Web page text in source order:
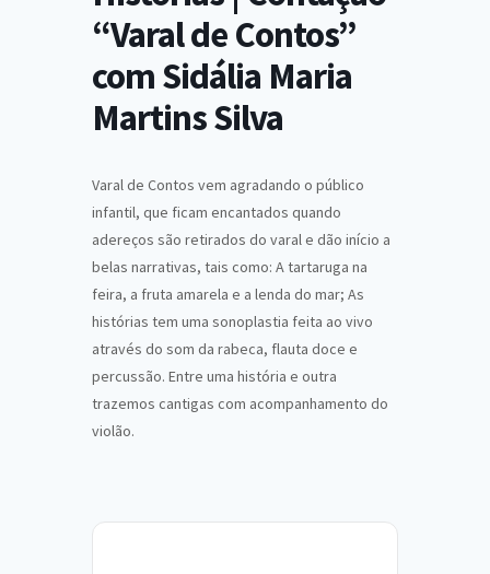
“Varal de Contos”
com Sidália Maria
Martins Silva
Varal de Contos vem agradando o público
infantil, que ficam encantados quando
adereços são retirados do varal e dão início a
belas narrativas, tais como: A tartaruga na
feira, a fruta amarela e a lenda do mar; As
histórias tem uma sonoplastia feita ao vivo
através do som da rabeca, flauta doce e
percussão. Entre uma história e outra
trazemos cantigas com acompanhamento do
violão.